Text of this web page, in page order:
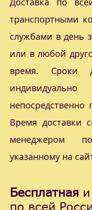
транспортными
службами в день
или в любой
время. Сроки
Время доставки
менеджером
указанному на
Бесплатная
по всей